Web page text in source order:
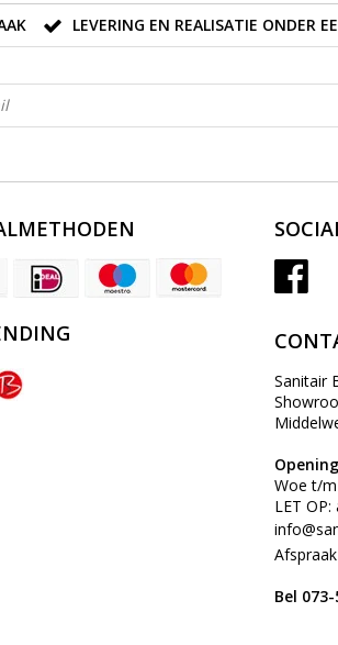
LEVERING EN REALISATIE ONDER
Sanitair
Woe t/
LET
Bel